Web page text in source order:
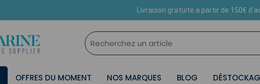
Livraison gratuite à partir de 150€
OFFRES DU MOMENT NOS MARQUES BLOG